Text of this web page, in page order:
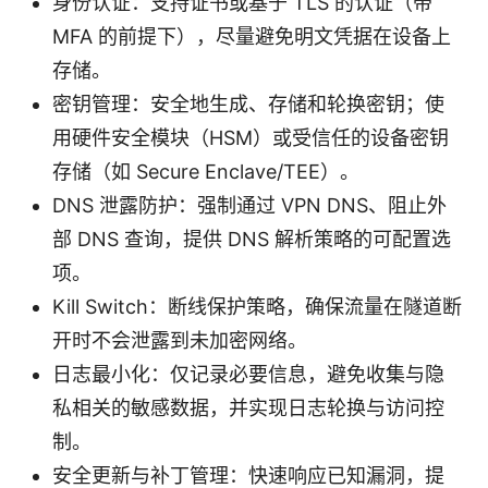
MFA 的前提下），尽量避免明文凭据在设备上
存储。
密钥管理：安全地生成、存储和轮换密钥；使
用硬件安全模块（HSM）或受信任的设备密钥
存储（如 Secure Enclave/TEE）。
DNS 泄露防护：强制通过 VPN DNS、阻止外
部 DNS 查询，提供 DNS 解析策略的可配置选
项。
Kill Switch：断线保护策略，确保流量在隧道断
开时不会泄露到未加密网络。
日志最小化：仅记录必要信息，避免收集与隐
私相关的敏感数据，并实现日志轮换与访问控
制。
安全更新与补丁管理：快速响应已知漏洞，提